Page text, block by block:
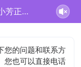
北京莘运通空调客服：小芳正在为您服务
您的问题和联系方
您也可以直接电话